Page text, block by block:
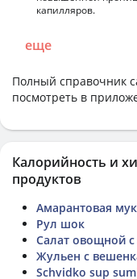
капилляров.
еще
Полный справочник
посмотреть в
Калорийность и
продуктов
Амарантовая
Рул шок
Салат овощной
Жульен с
Schvidko sup